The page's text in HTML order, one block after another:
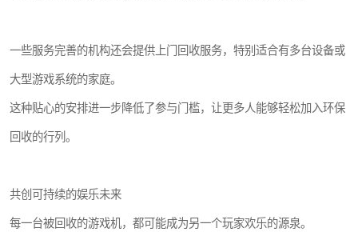
一些服务完善的机构还会提供上门回收服务，特别适合有多台设备或
大型游戏系统的家庭。
这种贴心的安排进一步降低了参与门槛，让更多人能够轻松加入环保
回收的行列。
共创可持续的娱乐未来
每一台被回收的游戏机，都可能成为另一个玩家欢乐的源泉。